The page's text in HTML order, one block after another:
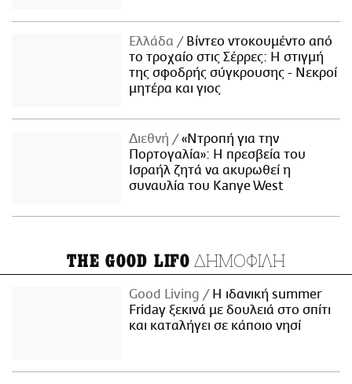
Ελλάδα
Βίντεο ντοκουμέντο από
το τροχαίο στις Σέρρες: Η στιγμή
της σφοδρής σύγκρουσης - Νεκροί
μητέρα και γιος
Διεθνή
«Ντροπή για την
Πορτογαλία»: Η πρεσβεία του
Ισραήλ ζητά να ακυρωθεί η
συναυλία του Kanye West
THE GOOD LIFO ΔΗΜΟΦΙΛΗ
Good Living
Η ιδανική summer
Friday ξεκινά με δουλειά στο σπίτι
και καταλήγει σε κάποιο νησί